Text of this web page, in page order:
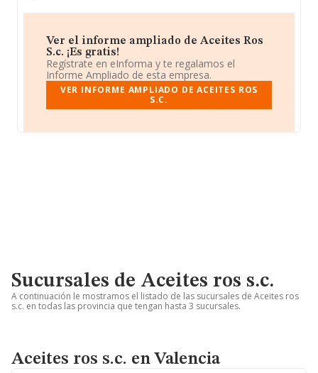
Ver el informe ampliado de Aceites Ros
S.c. ¡Es gratis!
Regístrate en eInforma y te regalamos el
Informe Ampliado de esta empresa.
VER INFORME AMPLIADO DE ACEITES ROS
S.C.
Sucursales de Aceites ros s.c.
A continuación le mostramos el listado de las sucursales de Aceites ros
s.c. en todas las provincia que tengan hasta 3 sucursales.
Aceites ros s.c. en Valencia